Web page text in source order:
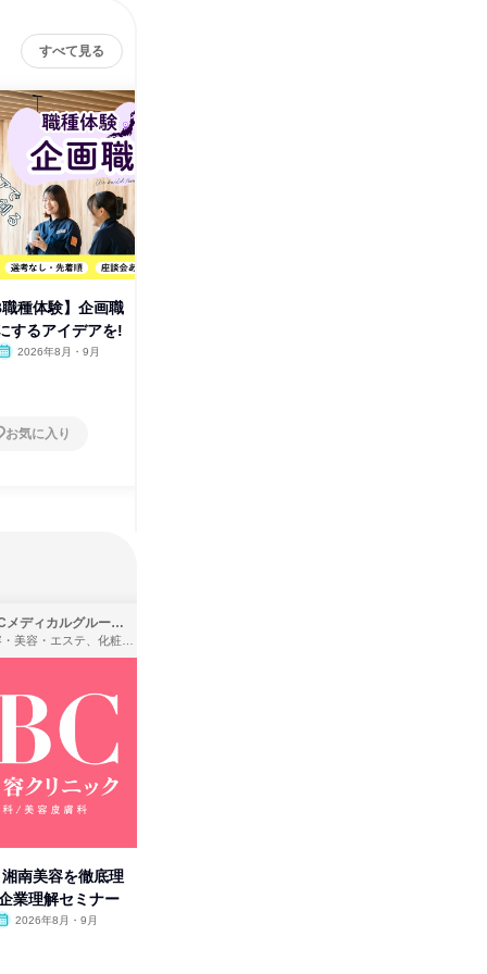
すべて見る
種体験】企画職
するアイデアを!
2026年8月・9月
お気に入り
SBCメディカルグループ株式会社
理容・美容・エステ、化粧品・理美容用品小売、医療・病院
湘南美容を徹底理
業理解セミナー
2026年8月・9月